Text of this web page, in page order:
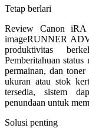
Tetap berlari
Review Canon iRA
imageRUNNER
produktivitas
Pemberitahuan
permainan, dan
ukuran atau stok
tersedia, sistem
penundaan untuk
Solusi penting